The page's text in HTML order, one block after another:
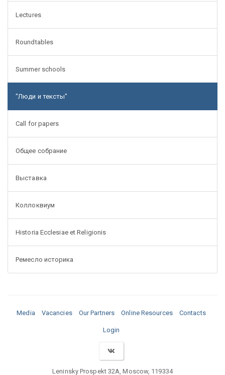
Lectures
Roundtables
Summer schools
"Люди и тексты"
Call for papers
Общее собрание
Выставка
Коллоквиум
Historia Ecclesiae et Religionis
Ремесло историка
Media Vacancies Our Partners Online Resources Contacts
Login
Leninsky Prospekt 32A, Moscow, 119334